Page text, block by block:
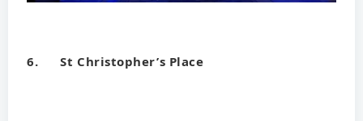
6. St Christopher’s Place